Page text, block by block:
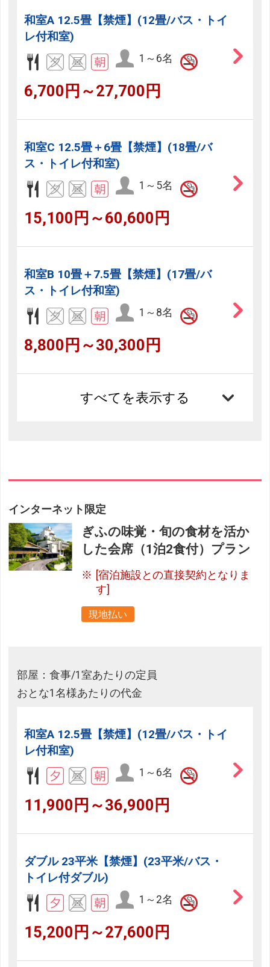
和室A 12.5畳【禁煙】(12畳/バス・トイ
レ付和室)
1～6名
6,700円～27,700円
和室C 12.5畳＋6畳【禁煙】(18畳/バ
ス・トイレ付和室)
1～5名
15,100円～60,600円
和室B 10畳＋7.5畳【禁煙】(17畳/バ
ス・トイレ付和室)
1～8名
8,800円～30,300円
すべてを表示する
インターネット限定
ぎふの味覚・旬の食材を活か
した会席（1泊2食付）プラン
[宿泊施設との直接契約となりま
す]
現地払い
部屋：食事/1室あたりの定員
おとな1名様あたりの代金
和室A 12.5畳【禁煙】(12畳/バス・トイ
レ付和室)
1～6名
11,900円～36,900円
ダブル 23平米【禁煙】(23平米/バス・
トイレ付ダブル)
1～2名
15,200円～27,600円